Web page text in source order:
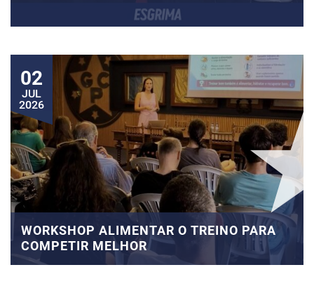
02
JUL
2026
WORKSHOP ALIMENTAR O TREINO PARA
COMPETIR MELHOR